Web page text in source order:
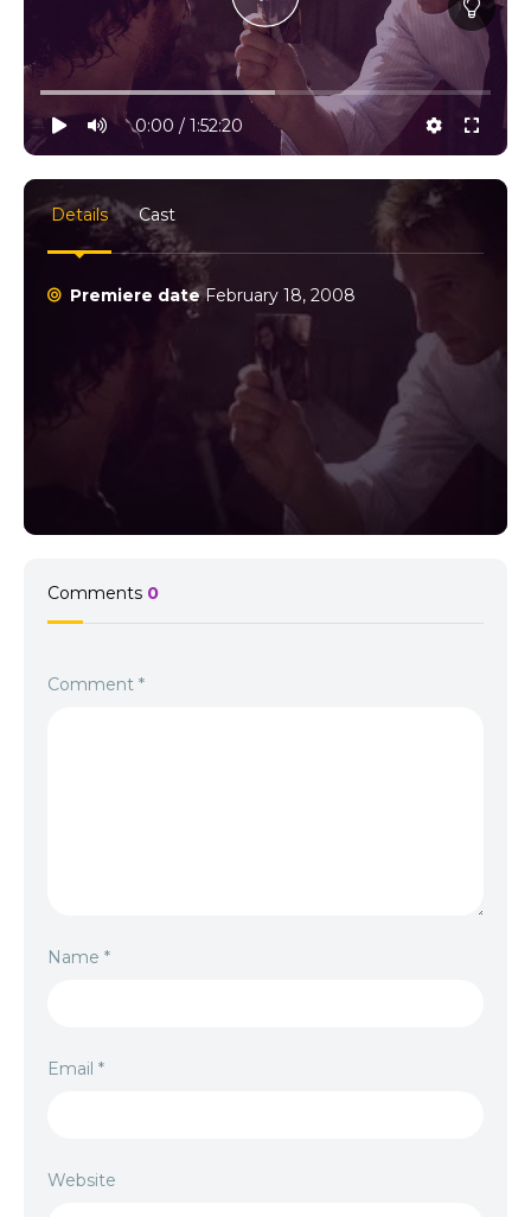
10% progress
play
volume
0:00 / 1:52:20 settings
Details Cast
Premiere dateFebruary 18, 2008
Comments 0
Comment *
Name *
Email *
Website